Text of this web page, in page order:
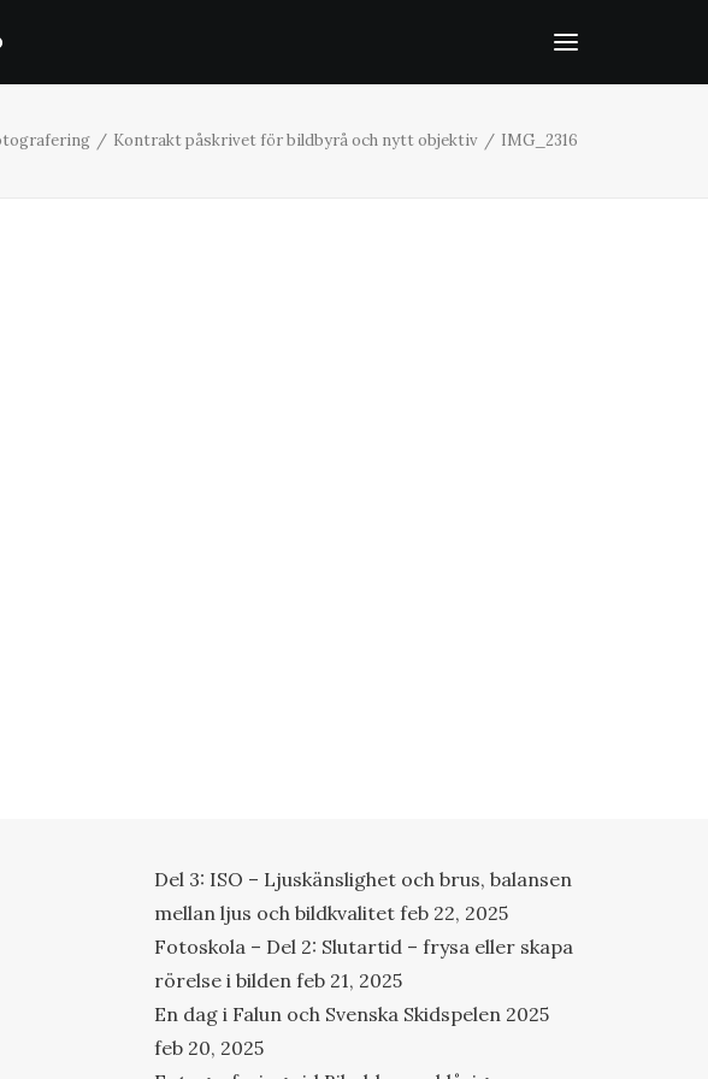
Kontrakt påskrivet för bildbyrå och nytt objektiv IMG_2316
Del 3: ISO – Ljuskänslighet och brus, balansen
mellan ljus och bildkvalitet feb 22, 2025
Fotoskola – Del 2: Slutartid – frysa eller skapa
rörelse i bilden feb 21, 2025
En dag i Falun och Svenska Skidspelen 2025
feb 20, 2025